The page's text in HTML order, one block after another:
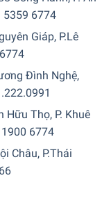
EcoSpeed cho
thác triệt để
cho cuộc sống
Máy sấy quần
nối mạng một
dễ dàng, thông
qua tích hợp vào
5359 6774
Giáp, P.Lê
Đình Nghệ,
Hữu Thọ, P. Khuê
1900 6774
Châu, P.Thái